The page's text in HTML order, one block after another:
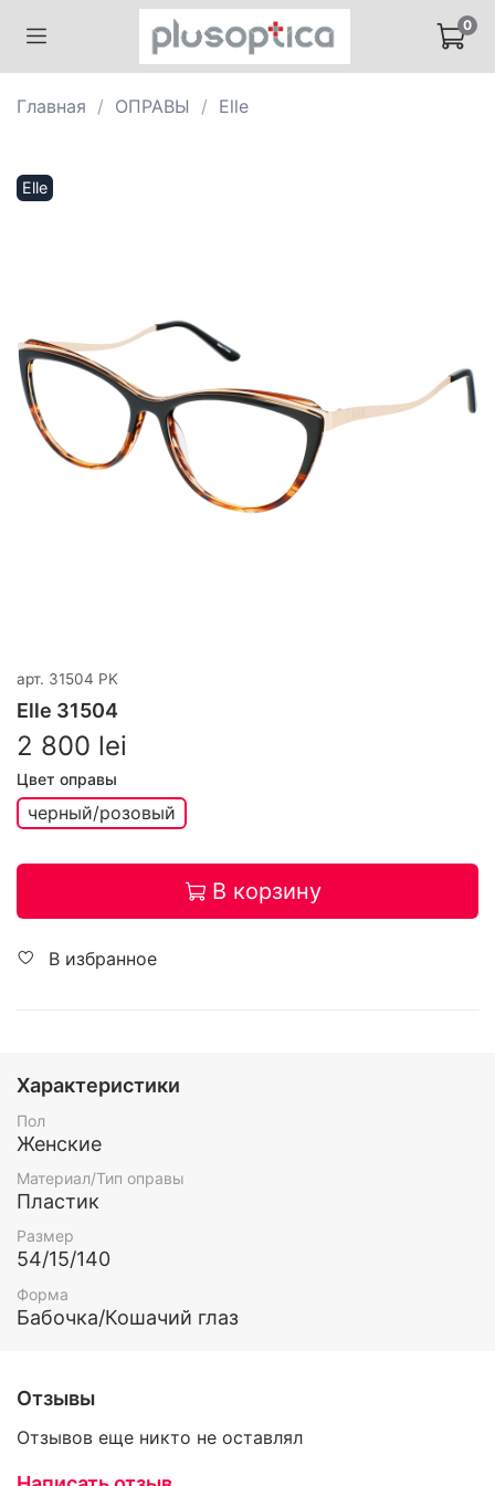
0
Главная ОПРАВЫ Elle
Elle
арт. 31504 PK
Elle 31504
2 800 lei
Цвет оправы
черный/розовый
В корзину
В избранное
Характеристики
Пол
Женские
Материал/Тип оправы
Пластик
Размер
54/15/140
Форма
Бабочка/Кошачий глаз
Отзывы
Отзывов еще никто не оставлял